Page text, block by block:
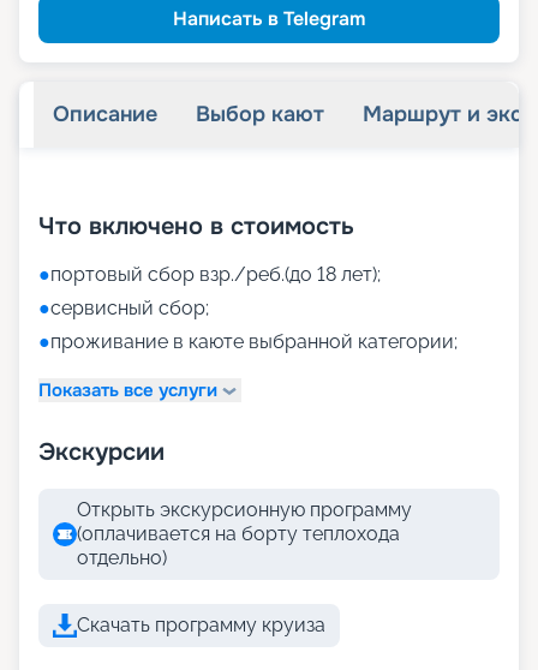
Написать в Telegram
Описание Выбор кают Маршрут и
Что включено в стоимость
●портовый сбор взр./реб.(до 18 лет);
●сервисный сбор;
●проживание в каюте выбранной категории;
Показать все услуги
Экскурсии
Открыть экскурсионную программу
(оплачивается на борту теплохода
отдельно)
Скачать программу круиза